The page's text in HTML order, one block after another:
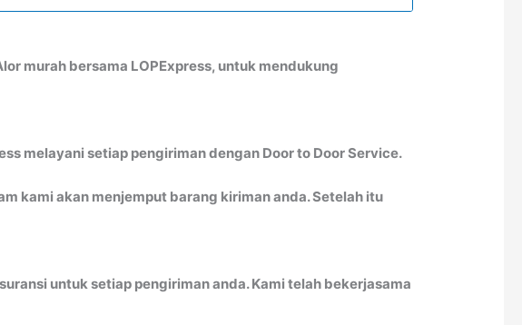
murah bersama LOPExpress, untuk mendukung
melayani setiap pengiriman dengan Door to Door Service.
kami akan menjemput barang kiriman anda. Setelah itu
untuk setiap pengiriman anda. Kami telah bekerjasama